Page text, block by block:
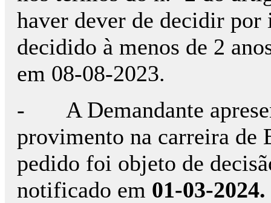
haver dever de decidir
decidido à menos de 2
em 08-08-2023.
- A Demandante
provimento na carreira de
pedido foi objeto de
notificado em 01-03-2024.